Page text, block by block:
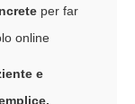
per far
online
e